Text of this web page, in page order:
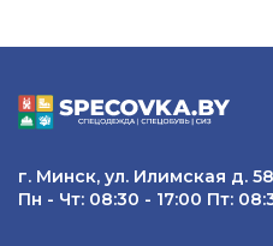
г. Минск, ул. Илимская д.
Пн - Чт: 08:30 - 17:00 Пт: